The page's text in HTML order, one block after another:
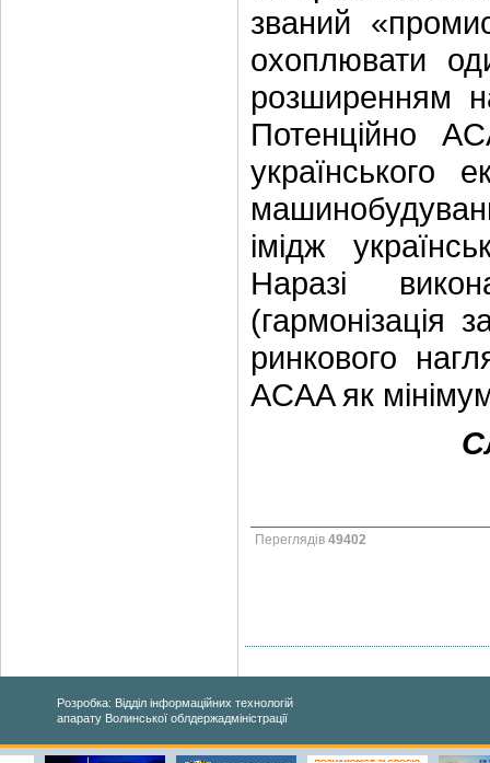
званий
охоплювати
розширенням
Потенційно
українського
імідж
Наразі
(гармонізація
ринкового
ACAA як
Переглядів 49402
Розробка: Відділ інформаційних технологій
апарату Волинської облдержадміністрації